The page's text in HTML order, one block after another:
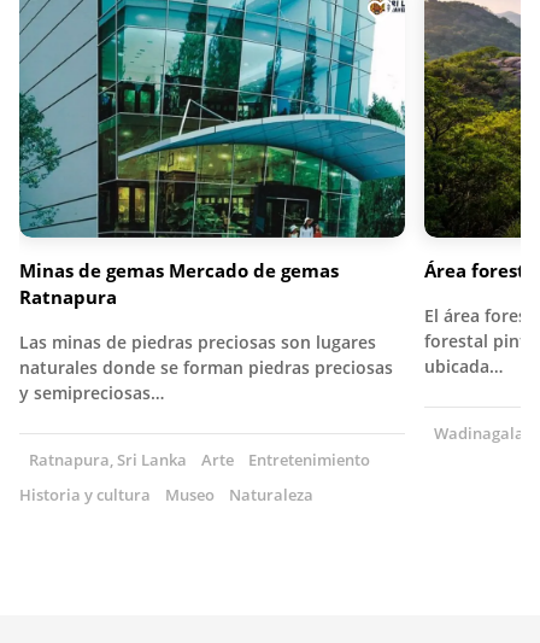
Minas de gemas Mercado de gemas
Ratnapura
Las minas de piedras preciosas son lugares
naturales donde se forman piedras preciosas
y semipreciosas…
Ratnapura, Sri Lanka Arte
Entretenimiento
Historia y cultura
Museo Naturaleza
Área
El área
forestal
ubicada…
Wadinagala,